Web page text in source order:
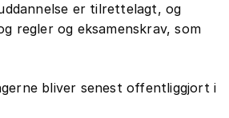
er tilrettelagt, og
regler og eksamenskrav, som
bliver senest offentliggjort i